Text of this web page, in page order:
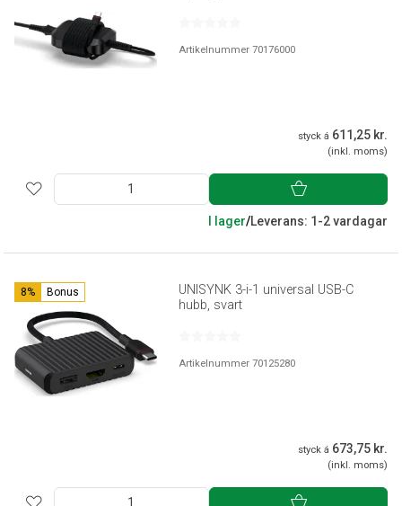
Artikelnummer 70176000
styck á 611,25 kr.
(inkl. moms)
I lager/Leverans: 1-2 vardagar
8% Bonus
UNISYNK 3-i-1 universal USB-C
hubb, svart
Artikelnummer 70125280
styck á 673,75 kr.
(inkl. moms)